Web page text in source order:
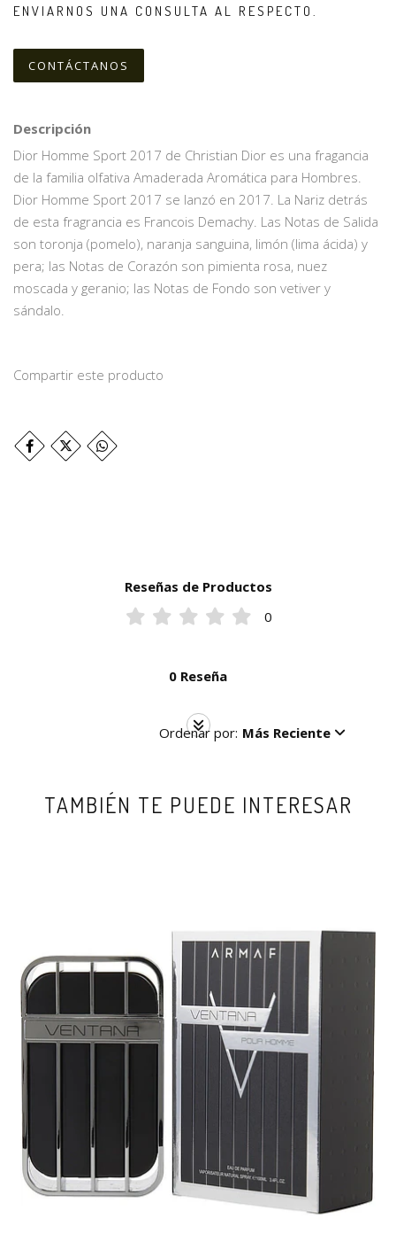
ENVIARNOS UNA CONSULTA AL RESPECTO.
CONTÁCTANOS
Descripción
Dior Homme Sport 2017 de Christian Dior es una fragancia
de la familia olfativa Amaderada Aromática para Hombres.
Dior Homme Sport 2017 se lanzó en 2017. La Nariz detrás
de esta fragrancia es Francois Demachy. Las Notas de Salida
son toronja (pomelo), naranja sanguina, limón (lima ácida) y
pera; las Notas de Corazón son pimienta rosa, nuez
moscada y geranio; las Notas de Fondo son vetiver y
sándalo.
Compartir este producto
Reseñas de Productos
0
0 Reseña
Ordenar por: Más Reciente
TAMBIÉN TE PUEDE INTERESAR